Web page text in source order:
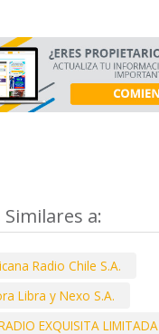
a:
Radio Chile S.A.
Libra y Nexo S.A.
EXQUISITA LIMITADA